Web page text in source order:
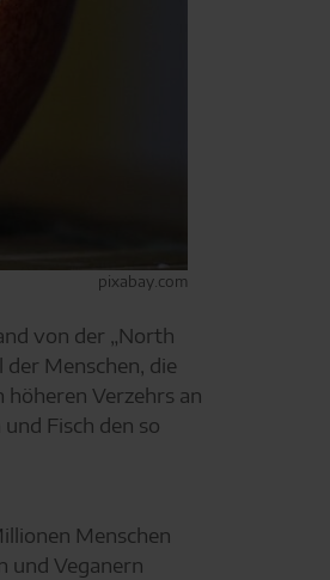
pixabay.com
von der „North
Menschen, die
Verzehrs an
Fisch den so
Menschen
und Veganern